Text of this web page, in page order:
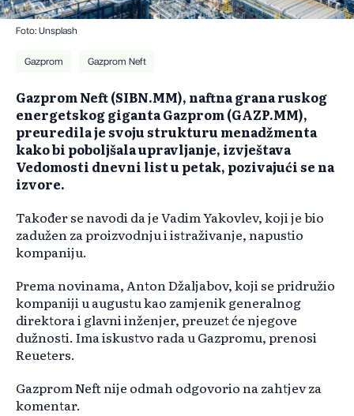
Foto: Unsplash
Gazprom Gazprom Neft
Gazprom Neft (SIBN.MM), naftna grana ruskog
energetskog giganta Gazprom (GAZP.MM),
preuredila je svoju strukturu menadžmenta
kako bi poboljšala upravljanje, izvještava
Vedomosti dnevni list u petak, pozivajući se na
izvore.
Također se navodi da je Vadim Yakovlev, koji je bio
zadužen za proizvodnju i istraživanje, napustio
kompaniju.
Prema novinama, Anton Džaljabov, koji se pridružio
kompaniji u augustu kao zamjenik generalnog
direktora i glavni inženjer, preuzet će njegove
dužnosti. Ima iskustvo rada u Gazpromu, prenosi
Reueters.
Gazprom Neft nije odmah odgovorio na zahtjev za
komentar.